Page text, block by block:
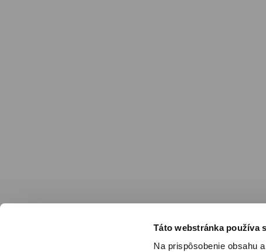
Táto webstránka používa
Na prispôsobenie obsahu